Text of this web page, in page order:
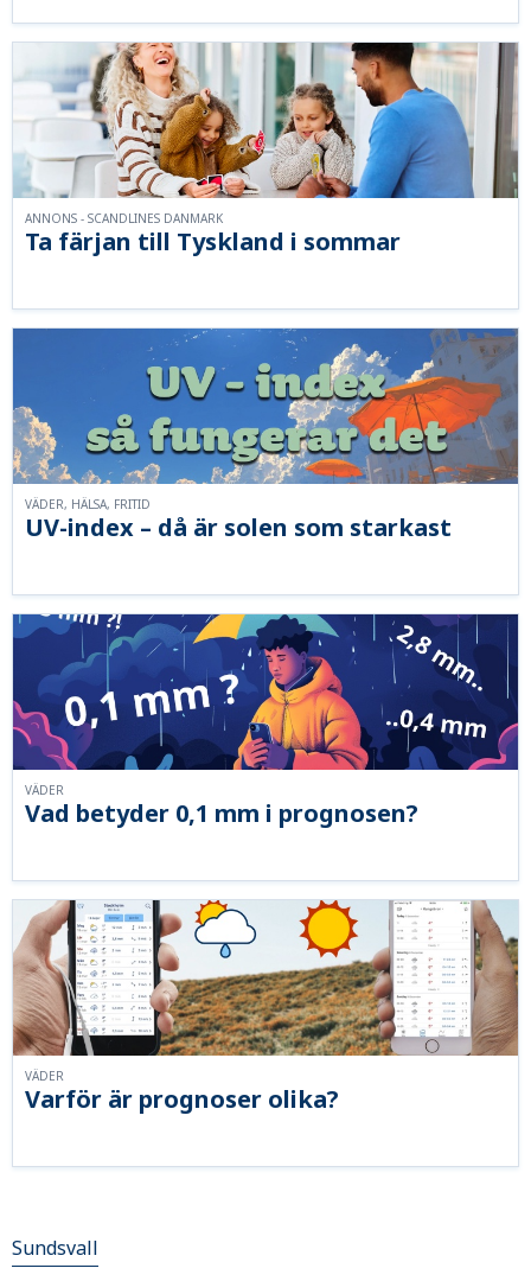
Ta färjan till Tyskland i sommar
ANNONS - SCANDLINES DANMARK
UV-index – då är solen som starkast
VÄDER, HÄLSA, FRITID
Vad betyder 0,1 mm i prognosen?
VÄDER
Varför är prognoser olika?
VÄDER
Sundsvall